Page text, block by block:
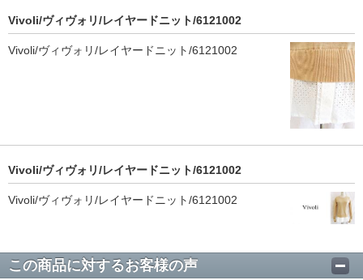
Vivoli/ヴィヴォリ/レイヤードニット/6121002
Vivoli/ヴィヴォリ/レイヤードニット/6121002
Vivoli/ヴィヴォリ/レイヤードニット/6121002
Vivoli/ヴィヴォリ/レイヤードニット/6121002
この商品に対するお客様の声